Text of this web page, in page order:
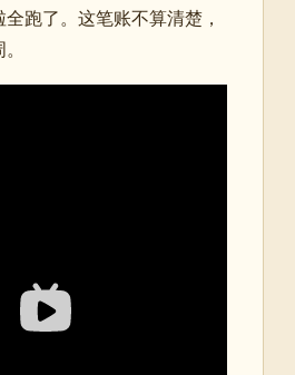
跑了。这笔账不算清楚，